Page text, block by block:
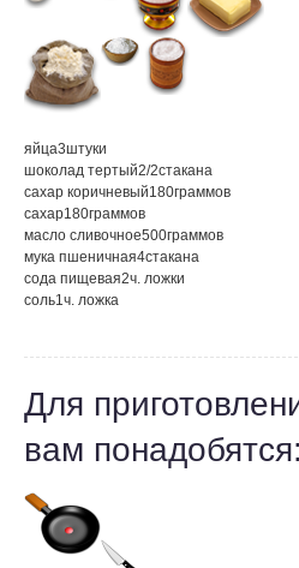
яйца3штуки
шоколад тертый2/2стакана
сахар коричневый180граммов
сахар180граммов
масло сливочное500граммов
мука пшеничная4стакана
сода пищевая2ч. ложки
соль1ч. ложка
Для
вам понадобятся: